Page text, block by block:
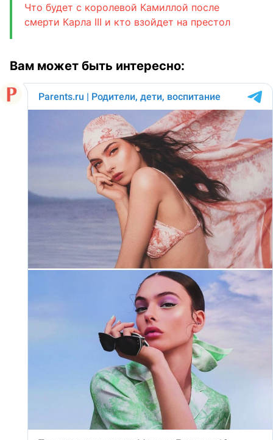
Что будет с королевой Камиллой после
смерти Карла III и кто взойдет на престол
Вам может быть интересно: